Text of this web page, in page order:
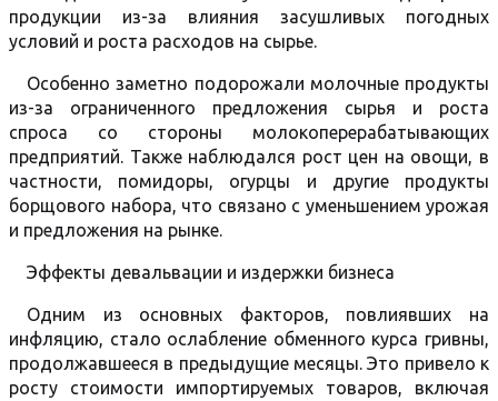
продукции из-за влияния засушливых погодных
условий и роста расходов на сырье.
Особенно заметно подорожали молочные продукты
из-за ограниченного предложения сырья и роста
спроса со стороны молокоперерабатывающих
предприятий. Также наблюдался рост цен на овощи, в
частности, помидоры, огурцы и другие продукты
борщового набора, что связано с уменьшением урожая
и предложения на рынке.
Эффекты девальвации и издержки бизнеса
Одним из основных факторов, повлиявших на
инфляцию, стало ослабление обменного курса гривны,
продолжавшееся в предыдущие месяцы. Это привело к
росту стоимости импортируемых товаров, включая